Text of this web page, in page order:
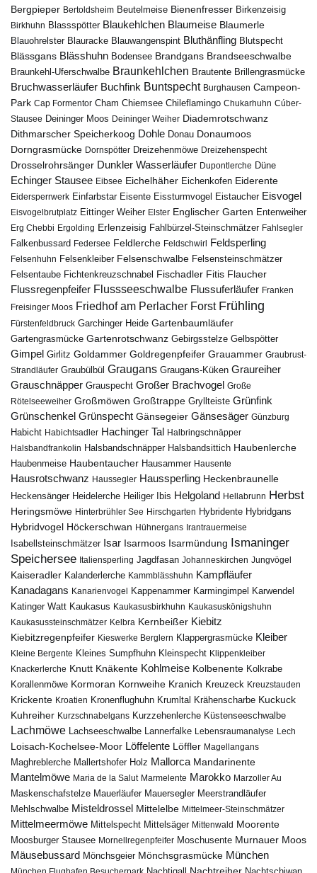
Bergpieper Bertoldsheim Beutelmeise Bienenfresser Birkenzeisig
Birkhuhn Blassspötter Blaukehlchen Blaumeise Blaumerle
Blauohrelster Blauracke Blauwangenspint Bluthänfling Blutspecht
Blässgans Blässhuhn Bodensee Brandgans Brandseeschwalbe
Braunkehl-Uferschwalbe Braunkehlchen Brautente Brillengrasmücke
Bruchwasserläufer Buchfink Buntspecht Burghausen Campeon-
Park Cap Formentor Cham Chiemsee Chileflamingo Chukarhuhn Cúber-
Stausee Deininger Moos Deininger Weiher Diademrotschwanz
Dithmarscher Speicherkoog Dohle Donau Donaumoos
Dorngrasmücke Dornspötter Dreizehenmöwe Dreizehenspecht
Drosselrohrsänger Dunkler Wasserläufer Dupontlerche Düne
Echinger Stausee Eibsee Eichelhäher Eichenkofen Eiderente
Eidersperrwerk Einfarbstar Eisente Eissturmvogel Eistaucher Eisvogel
Eisvogelbrutplatz Eittinger Weiher Elster Englischer Garten Entenweiher
Erg Chebbi Ergolding Erlenzeisig Fahlbürzel-Steinschmätzer Fahlsegler
Falkenbussard Federsee Feldlerche Feldschwirl Feldsperling
Felsenhuhn Felsenkleiber Felsenschwalbe Felsensteinschmätzer
Felsentaube Fichtenkreuzschnabel Fischadler Fitis Flaucher
Flussregenpfeifer Flussseeschwalbe Flussuferläufer Franken
Freisinger Moos Friedhof am Perlacher Forst Frühling
Fürstenfeldbruck Garchinger Heide Gartenbaumläufer
Gartengrasmücke Gartenrotschwanz Gebirgsstelze Gelbspötter
Gimpel Girlitz Goldammer Goldregenpfeifer Grauammer Graubrust-
Strandläufer Graubülbül Graugans Graugans-Küken Graureiher
Grauschnäpper Grauspecht Großer Brachvogel Große
Rötelseeweiher Großmöwen Großtrappe Gryllteiste Grünfink
Grünschenkel Grünspecht Gänsegeier Gänsesäger Günzburg
Habicht Habichtsadler Hachinger Tal Halbringschnäpper
Halsbandfrankolin Halsbandschnäpper Halsbandsittich Haubenlerche
Haubenmeise Haubentaucher Hausammer Hausente
Hausrotschwanz Haussegler Haussperling Heckenbraunelle
Heckensänger Heidelerche Heiliger Ibis Helgoland Hellabrunn Herbst
Heringsmöwe Hinterbrühler See Hirschgarten Hybridente Hybridgans
Hybridvogel Höckerschwan Hühnergans Irantrauermeise
Isabellsteinschmätzer Isar Isarmoos Isarmündung Ismaninger
Speichersee Italiensperling Jagdfasan Johanneskirchen Jungvögel
Kaiseradler Kalanderlerche Kammblässhuhn Kampfläufer
Kanadagans Kanarienvogel Kappenammer Karmingimpel Karwendel
Katinger Watt Kaukasus Kaukasusbirkhuhn Kaukasuskönigshuhn
Kaukasussteinschmätzer Kelbra Kernbeißer Kiebitz
Kiebitzregenpfeifer Kieswerke Berglern Klappergrasmücke Kleiber
Kleine Bergente Kleines Sumpfhuhn Kleinspecht Klippenkleiber
Knackerlerche Knutt Knäkente Kohlmeise Kolbenente Kolkrabe
Korallenmöwe Kormoran Kornweihe Kranich Kreuzeck Kreuzstauden
Krickente Kroatien Kronenflughuhn Krumltal Krähenscharbe Kuckuck
Kuhreiher Kurzschnabelgans Kurzzehenlerche Küstenseeschwalbe
Lachmöwe Lachseeschwalbe Lannerfalke Lebensraumanalyse Lech
Loisach-Kochelsee-Moor Löffelente Löffler Magellangans
Maghreblerche Mallertshofer Holz Mallorca Mandarinente
Mantelmöwe Maria de la Salut Marmelente Marokko Marzoller Au
Maskenschafstelze Mauerläufer Mauersegler Meerstrandläufer
Mehlschwalbe Misteldrossel Mittelelbe Mittelmeer-Steinschmätzer
Mittelmeermöwe Mittelspecht Mittelsäger Mittenwald Moorente
Moosburger Stausee Mornellregenpfeifer Moschusente Murnauer Moos
Mäusebussard Mönchsgeier Mönchsgrasmücke München